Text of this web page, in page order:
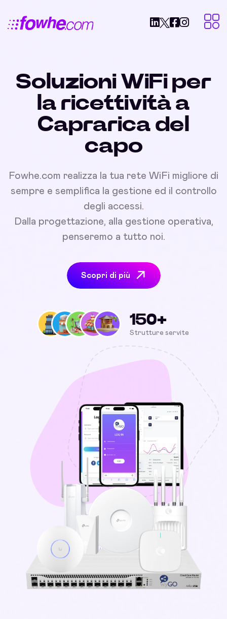
Soluzioni WiFi per
la ricettività a
Caprarica del
capo
Fowhe.com realizza la tua rete WiFi migliore di
sempre e semplifica la gestione ed il controllo
degli accessi.
Dalla progettazione, alla gestione operativa,
penseremo a tutto noi.
Scopri di più
150+
Strutture servite